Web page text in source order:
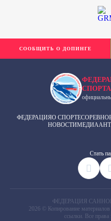
ФЕДЕРАЦИЯО СПОРТЕ
НОВОСТИМЕДИА
Cтать
СООБЩИТЬ О ДОПИНГЕ
ФЕДЕРАЦИЯ
2026 © Копирование
ссылки. Все права